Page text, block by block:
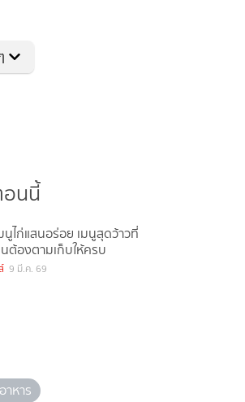
นนี้
นูไก่แสนอร่อย เมนูสุดว้าวที่
ต้องตามเก็บให้ครบ
9 มี.ค. 69
าหาร